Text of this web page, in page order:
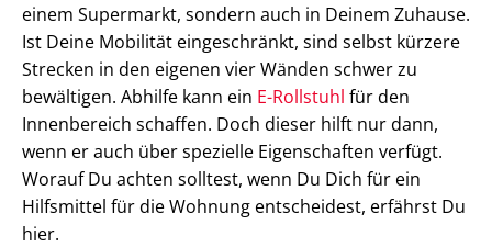
einem Supermarkt, sondern auch in Deinem Zuhause.
Ist Deine Mobilität eingeschränkt, sind selbst kürzere
Strecken in den eigenen vier Wänden schwer zu
bewältigen. Abhilfe kann ein E-Rollstuhl für den
Innenbereich schaffen. Doch dieser hilft nur dann,
wenn er auch über spezielle Eigenschaften verfügt.
Worauf Du achten solltest, wenn Du Dich für ein
Hilfsmittel für die Wohnung entscheidest, erfährst Du
hier.